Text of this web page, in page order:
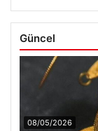
Güncel
08/05/2026